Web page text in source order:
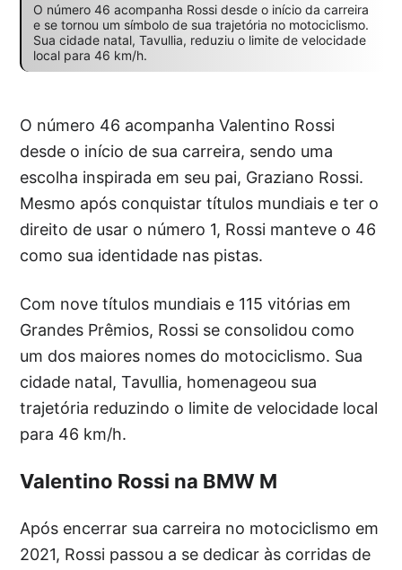
O número 46 acompanha Rossi desde o início da carreira
e se tornou um símbolo de sua trajetória no motociclismo.
Sua cidade natal, Tavullia, reduziu o limite de velocidade
local para 46 km/h.
O número 46 acompanha Valentino Rossi
desde o início de sua carreira, sendo uma
escolha inspirada em seu pai, Graziano Rossi.
Mesmo após conquistar títulos mundiais e ter o
direito de usar o número 1, Rossi manteve o 46
como sua identidade nas pistas.
Com nove títulos mundiais e 115 vitórias em
Grandes Prêmios, Rossi se consolidou como
um dos maiores nomes do motociclismo. Sua
cidade natal, Tavullia, homenageou sua
trajetória reduzindo o limite de velocidade local
para 46 km/h.
Valentino Rossi na BMW M
Após encerrar sua carreira no motociclismo em
2021, Rossi passou a se dedicar às corridas de